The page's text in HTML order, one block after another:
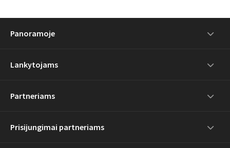
Panoramoje
Lankytojams
Partneriams
Prisijungimai partneriams